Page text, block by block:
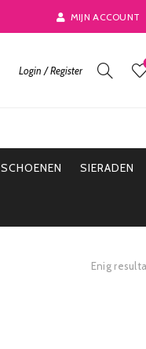
MIJN ACCOUNT
Login / Register
SCHOENEN SIERADEN
Enig